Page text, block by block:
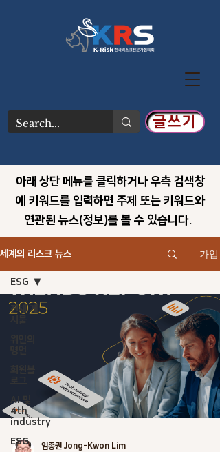
글쓰기
아래 상단 메뉴를 클릭하거나 우측 검색창
에 키워드를 입력하면 주제 또는 키워드와
연관된 뉴스(정보)를 볼 수 있습니다.
세계의 리스크 뉴스 가입
전체 게
AI 및
4th
industry
ESG
ESG
임종권 Jong-Kwon Lim